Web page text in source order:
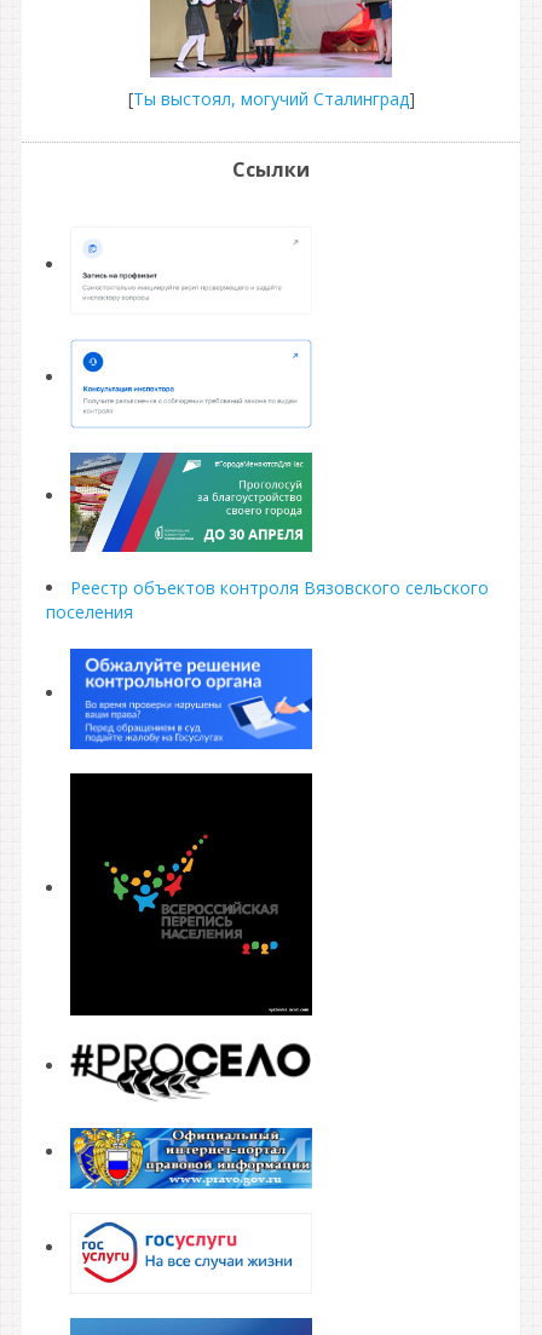
[Ты выстоял, могучий Сталинград]
Ссылки
Реестр объектов контроля Вязовского сельского
поселения